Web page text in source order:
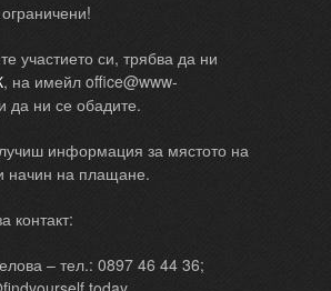
участието си, трябва да ни
, на имейл office@www-
да ни се обадите.
информация за мястото на
начин на плащане.
контакт:
– тел.: 0897 46 44 36;